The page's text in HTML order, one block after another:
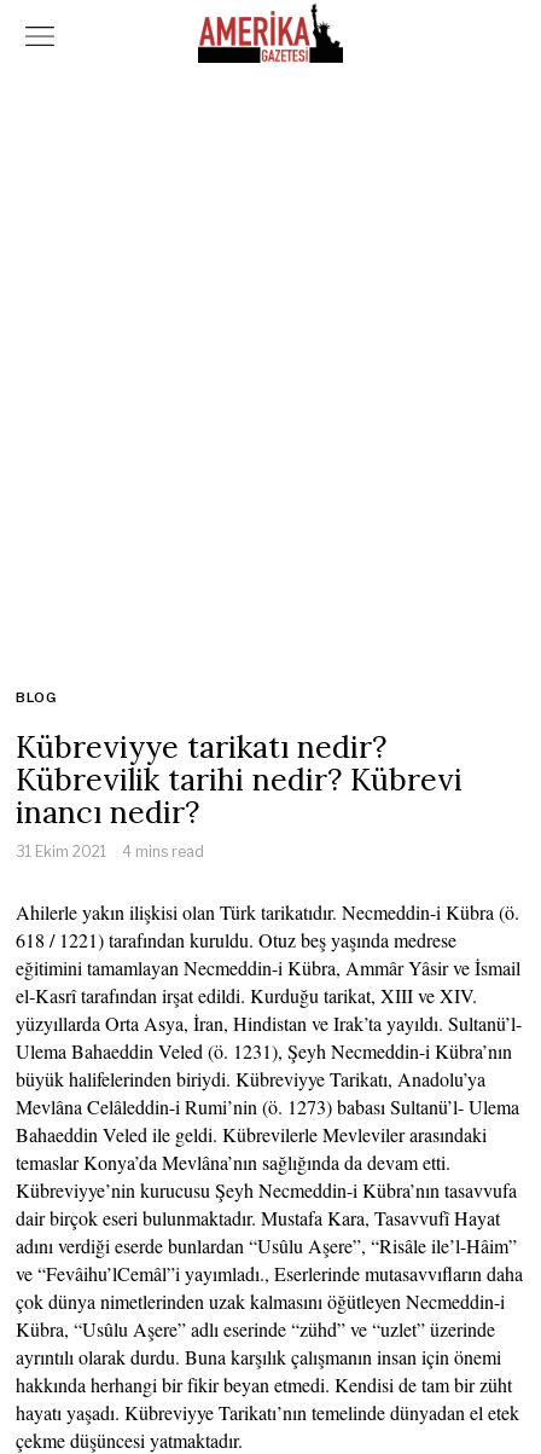
BLOG
Kübreviyye tarikatı nedir?
Kübrevilik tarihi nedir? Kübrevi
inancı nedir?
31 Ekim 2021 4 mins read
Ahilerle yakın ilişkisi olan Türk tarikatıdır. Necmeddin-i Kübra (ö.
618 / 1221) tarafından kuruldu. Otuz beş yaşında medrese
eğitimini tamamlayan Necmeddin-i Kübra, Ammâr Yâsir ve İsmail
el-Kasrî tarafından irşat edildi. Kurduğu tarikat, XIII ve XIV.
yüzyıllarda Orta Asya, İran, Hindistan ve Irak’ta yayıldı. Sultanü’l-
Ulema Bahaeddin Veled (ö. 1231), Şeyh Necmeddin-i Kübra’nın
büyük halifelerinden biriydi. Kübreviyye Tarikatı, Anadolu’ya
Mevlâna Celâleddin-i Rumi’nin (ö. 1273) babası Sultanü’l- Ulema
Bahaeddin Veled ile geldi. Kübrevilerle Mevleviler arasındaki
temaslar Konya’da Mevlâna’nın sağlığında da devam etti.
Kübreviyye’nin kurucusu Şeyh Necmeddin-i Kübra’nın tasavvufa
dair birçok eseri bulunmaktadır. Mustafa Kara, Tasavvufî Hayat
adını verdiği eserde bunlardan “Usûlu Aşere”, “Risâle ile’l-Hâim”
ve “Fevâihu’lCemâl”i yayımladı., Eserlerinde mutasavvıfların daha
çok dünya nimetlerinden uzak kalmasını öğütleyen Necmeddin-i
Kübra, “Usûlu Aşere” adlı eserinde “zühd” ve “uzlet” üzerinde
ayrıntılı olarak durdu. Buna karşılık çalışmanın insan için önemi
hakkında herhangi bir fikir beyan etmedi. Kendisi de tam bir züht
hayatı yaşadı. Kübreviyye Tarikatı’nın temelinde dünyadan el etek
çekme düşüncesi yatmaktadır.